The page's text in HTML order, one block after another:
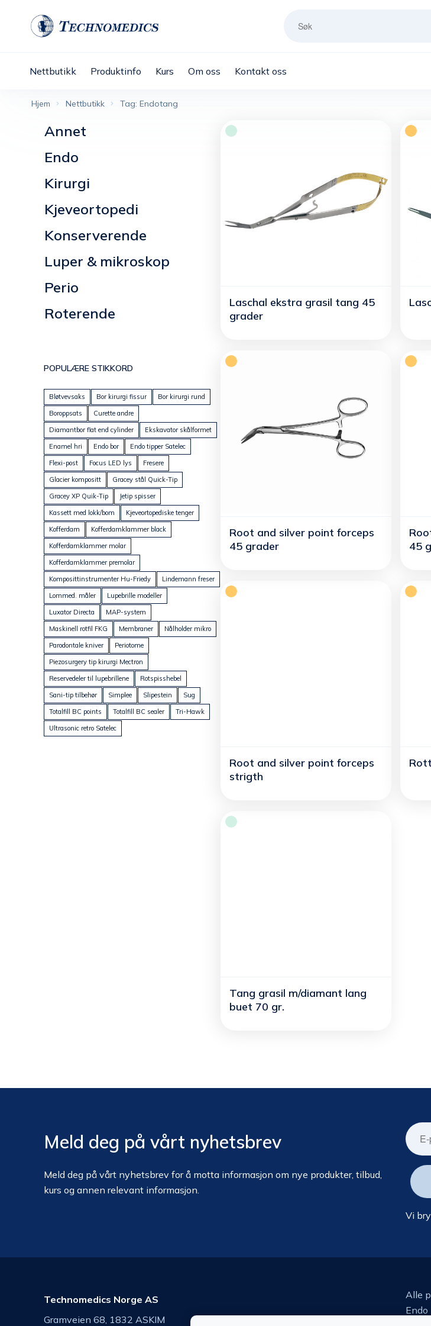
Nettbutikk Produktinfo Kurs Om oss Kontakt oss
Hjem Nettbutikk Tag: Endotang
Laschal ekstra grasil tang 45
grader
Root and silver point forceps
45 grader
45
Root and silver point forceps
strigth
Tang grasil m/diamant lang
buet 70 gr.
Annet
Endo
Kirurgi
Kjeveortopedi
Konserverende
Luper & mikroskop
Perio
Roterende
POPULÆRE STIKKORD
Bløtvevsaks Bor kirurgi fissur
Bor kirurgi rund
Boroppsats
Curette andre
Diamantbor flat end cylinder
Ekskavator skålformet
Enamel hri
Endo bor
Endo tipper Satelec
Flexi-post
Focus LED lys
Fresere
Glacier kompositt
Gracey stål Quick-Tip
Gracey XP Quik-Tip
Jetip spisser
Kassett med lokk/bom
Kjeveortopediske tenger
Kofferdam
Kofferdamklammer black
Kofferdamklammer molar
Kofferdamklammer premolar
Komposittinstrumenter Hu-Friedy
Lindemann freser
Lommed. måler
Lupebrille modeller
Luxator Directa
MAP-system
Maskinell rotfil FKG
Membraner
Nålholder mikro
Parodontale kniver
Periotome
Piezosurgery tip kirurgi Mectron
Reservedeler til lupebrillene
Rotspisshebel
Sani-tip tilbehør
Simplee Slipestein
Sug
Totalfill BC points
Totalfill BC sealer
Tri-Hawk
Ultrasonic retro Satelec
Meld deg på vårt nyhetsbrev
Meld deg på vårt nyhetsbrev for å motta informasjon om nye produkter, tilbud,
kurs og annen relevant informasjon.
Vi
Technomedics Norge AS
Gramveien 68, 1832 ASKIM
Alle
Endo